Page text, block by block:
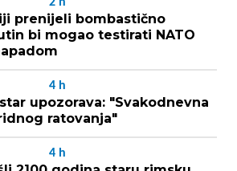
prenijeli bombastično
bi mogao testirati NATO
4 h
upozorava: "Svakodnevna
ratovanja"
4 h